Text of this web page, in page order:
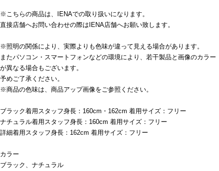
※こちらの商品は、IENAでの取り扱いになります。
直接店舗へお問い合わせの際はIENA店舗へお願い致します。
※照明の関係により、実際よりも色味が違って見える場合があります。
またパソコン・スマートフォンなどの環境により、若干製品と画像のカラー
が異なる場合もございます。
予めご了承ください。
※商品の色味は、商品アップ画像をご参照ください。
ブラック着用スタッフ身長：160cm・162cm 着用サイズ：フリー
ナチュラル着用スタッフ身長：160cm 着用サイズ：フリー
詳細着用スタッフ身長：162cm 着用サイズ：フリー
カラー
ブラック、ナチュラル